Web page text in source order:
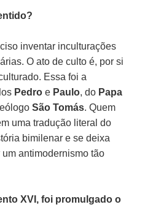
inventar inculturações
O ato de culto é, por si
Essa foi a
Pedro e Paulo, do Papa
São Tomás. Quem
uma tradução literal do
bimilenar e se deixa
antimodernismo tão
XVI, foi promulgado o